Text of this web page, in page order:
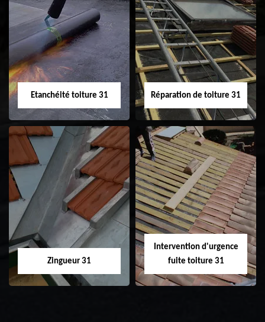
Peinture sur tuile
31
Nettoyage
demoussage de
toiture 31
Etanchéité toiture 31
Etanchéité toiture
31
Réparation de toiture 31
Réparation de
toiture 31
Zingueur 31
Intervention d'urgence
fuite toiture 31